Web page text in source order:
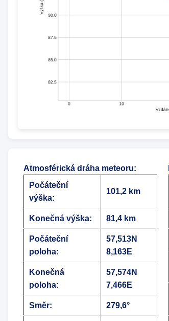
Atmosférická dráha meteoru:
Počáteční
výška:
101,2 km
Konečná výška: 81,4 km
Počáteční
poloha:
57,513N
8,163E
Konečná
poloha:
57,574N
7,466E
Směr: 279,6°